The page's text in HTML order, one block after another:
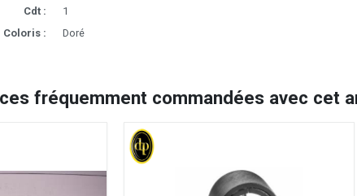
Cdt :
1
Coloris :
Doré
fréquemment commandées avec cet